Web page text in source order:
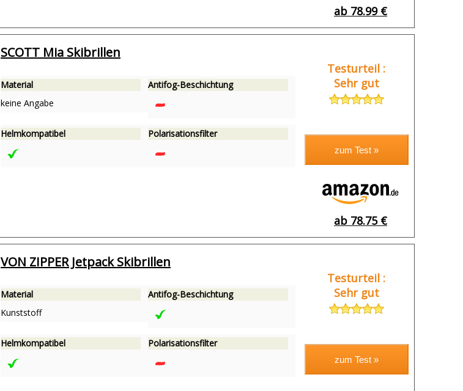
ab 78.99 €
SCOTT Mia Skibrillen
Material
keine Angabe
Antifog-Beschichtung
Helmkompatibel Polarisationsfilter
Testurteil :
Sehr gut
ab 78.75 €
VON ZIPPER Jetpack Skibrillen
Material
Kunststoff
Antifog-Beschichtung
Helmkompatibel Polarisationsfilter
Testurteil :
Sehr gut